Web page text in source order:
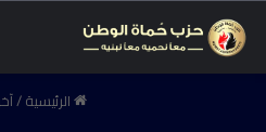
الرئيسية/